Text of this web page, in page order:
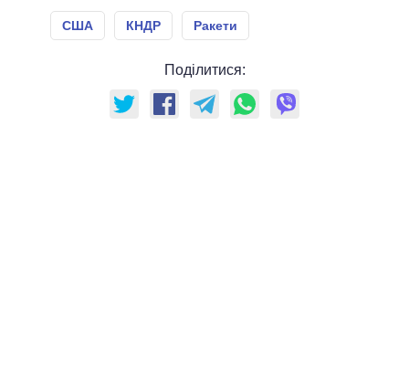
США КНДР Ракети
Поділитися: